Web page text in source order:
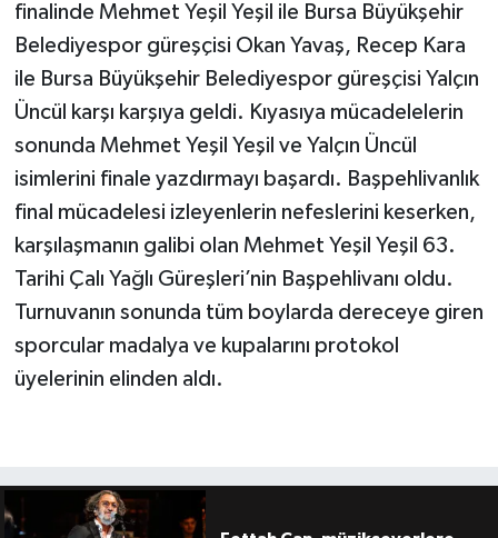
finalinde Mehmet Yeşil Yeşil ile Bursa Büyükşehir
Belediyespor güreşçisi Okan Yavaş, Recep Kara
ile Bursa Büyükşehir Belediyespor güreşçisi Yalçın
Üncül karşı karşıya geldi. Kıyasıya mücadelelerin
sonunda Mehmet Yeşil Yeşil ve Yalçın Üncül
isimlerini finale yazdırmayı başardı. Başpehlivanlık
final mücadelesi izleyenlerin nefeslerini keserken,
karşılaşmanın galibi olan Mehmet Yeşil Yeşil 63.
Tarihi Çalı Yağlı Güreşleri’nin Başpehlivanı oldu.
Turnuvanın sonunda tüm boylarda dereceye giren
sporcular madalya ve kupalarını protokol
üyelerinin elinden aldı.